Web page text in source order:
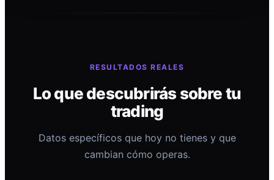
RESULTADOS REALES
Lo que descubrirás sobre tu
trading
Datos específicos que hoy no tienes y que
cambian cómo operas.